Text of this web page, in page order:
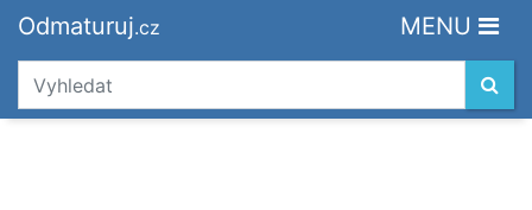
Odmaturuj.cz MENU